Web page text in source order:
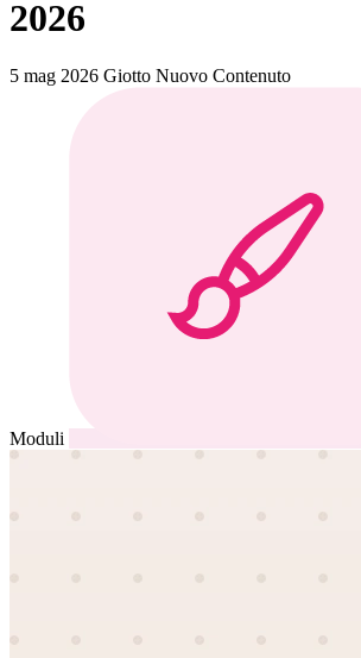
2026
5 mag 2026 Giotto Nuovo Contenuto
Moduli